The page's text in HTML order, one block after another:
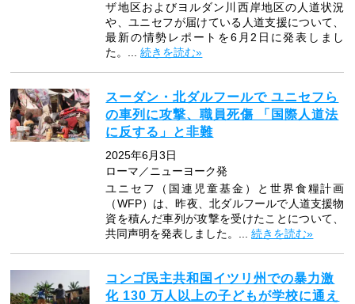
ザ地区およびヨルダン川西岸地区の人道状況
や、ユニセフが届けている人道支援について、
最新の情勢レポートを6月2日に発表しまし
た。...続きを読む»
スーダン・北ダルフールで ユニセフら
の車列に攻撃、職員死傷 「国際人道法
に反する」と非難
2025年6月3日
ローマ／ニューヨーク発
ユニセフ（国連児童基金）と世界食糧計画
（WFP）は、昨夜、北ダルフールで人道支援物
資を積んだ車列が攻撃を受けたことについて、
共同声明を発表しました。...続きを読む»
コンゴ民主共和国イツリ州での暴力激
化 130 万人以上の子どもが学校に通え